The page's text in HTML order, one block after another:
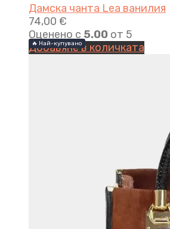
🔥 Най-купувано
Дамска чанта Lea ванилия
74,00 €
🔥 Най-купувано
Оценено с 5.00 от 5
Добавяне в количката